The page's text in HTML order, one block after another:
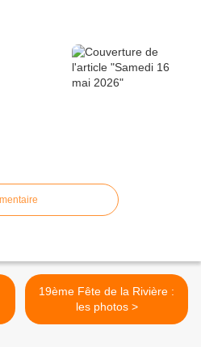
19ème Fête de la Rivière :
les photos >